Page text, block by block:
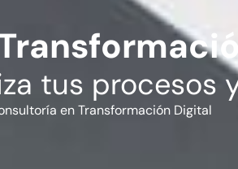
tus procesos
en Transformación Digital